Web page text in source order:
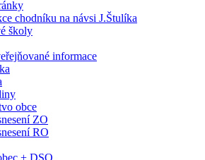
chodníku na návsi J.Štulíka
školy
informace
obce
ZO
RO
+ DSO